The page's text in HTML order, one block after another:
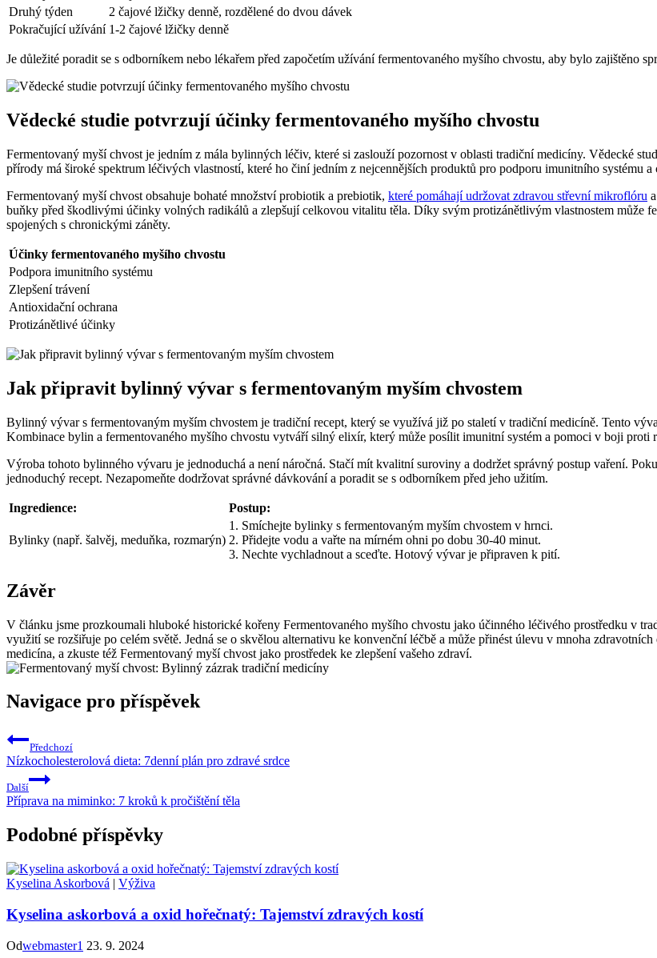
Druhý týden
2 čajové lžičky denně, rozdělené do dvou dávek
Pokračující užívání 1-2 čajové lžičky denně
Je důležité poradit se s odborníkem nebo lékařem před započetím užívání fermentovaného myšího chvostu, aby bylo zajištěno
Vědecké studie potvrzují účinky fermentovaného myšího chvostu
Fermentovaný myší chvost je jedním z mála bylinných léčiv, které si zaslouží pozornost v oblasti tradiční medicíny. Vědecké
přírody má široké spektrum léčivých vlastností, které ho činí jedním z nejcennějších produktů pro podporu imunitního systému a
Fermentovaný myší chvost obsahuje bohaté množství probiotik a prebiotik, které pomáhají udržovat zdravou střevní mikroflóru
buňky před škodlivými účinky volných radikálů a zlepšují celkovou vitalitu těla. Díky svým protizánětlivým vlastnostem může
spojených s chronickými záněty.
Účinky fermentovaného myšího chvostu
Podpora imunitního systému
Zlepšení trávení
Antioxidační ochrana
Protizánětlivé účinky
Jak připravit bylinný vývar s fermentovaným myším chvostem
Bylinný vývar s fermentovaným myším chvostem je tradiční recept, který se využívá již po staletí v tradiční medicíně. Tento
Kombinace bylin a fermentovaného myšího chvostu vytváří silný elixír, který může posílit imunitní systém a pomoci v boji proti
Výroba tohoto bylinného vývaru je jednoduchá a není náročná. Stačí mít kvalitní suroviny a dodržet správný postup vaření.
jednoduchý recept. Nezapomeňte dodržovat správné dávkování a poradit se s odborníkem před jeho užitím.
Ingredience: Postup:
Bylinky (např. šalvěj, meduňka, rozmarýn)
1. Smíchejte bylinky s fermentovaným myším chvostem v hrnci.
2. Přidejte vodu a vařte na mírném ohni po dobu 30-40 minut.
3. Nechte vychladnout a sceďte. Hotový vývar je připraven k pití.
Závěr
V článku jsme prozkoumali hluboké historické kořeny Fermentovaného myšího chvostu jako účinného léčivého prostředku v
využití se rozšiřuje po celém světě. Jedná se o skvělou alternativu ke konvenční léčbě a může přinést úlevu v mnoha
medicína, a zkuste též Fermentovaný myší chvost jako prostředek ke zlepšení vašeho zdraví.
Navigace pro příspěvek
Předchozí
Nízkocholesterolová dieta: 7denní plán pro zdravé srdce
Další
Příprava na miminko: 7 kroků k pročištění těla
Podobné příspěvky
Kyselina Askorbová | Výživa
Kyselina askorbová a oxid hořečnatý: Tajemství zdravých kostí
Odwebmaster1 23. 9. 2024